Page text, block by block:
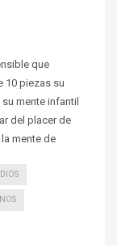
que
10 piezas su
mente infantil
del placer de
mente de